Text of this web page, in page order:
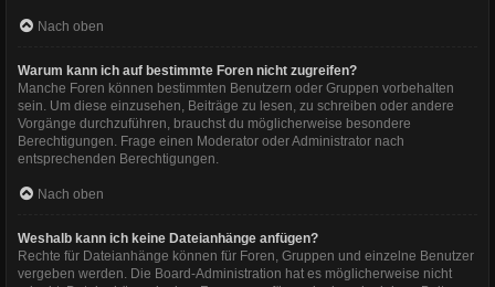
Nach oben
Warum kann ich auf bestimmte Foren nicht zugreifen?
Manche Foren können bestimmten Benutzern oder Gruppen vorbehalten
sein. Um diese einzusehen, Beiträge zu lesen, zu schreiben oder andere
Vorgänge durchzuführen, brauchst du möglicherweise besondere
Berechtigungen. Frage einen Moderator oder Administrator nach
entsprechenden Berechtigungen.
Nach oben
Weshalb kann ich keine Dateianhänge anfügen?
Rechte für Dateianhänge können für Foren, Gruppen und einzelne Benutzer
vergeben werden. Die Board-Administration hat es möglicherweise nicht